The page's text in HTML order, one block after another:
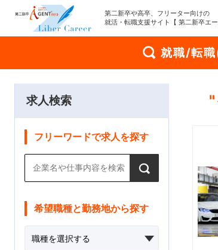
第二新卒や高卒、フリーター向けの
就活・転職支援サイト【 第二新卒エー
就職/転
求人検索
フリーワードで求人を探す
希望職種と勤務地から探す
"